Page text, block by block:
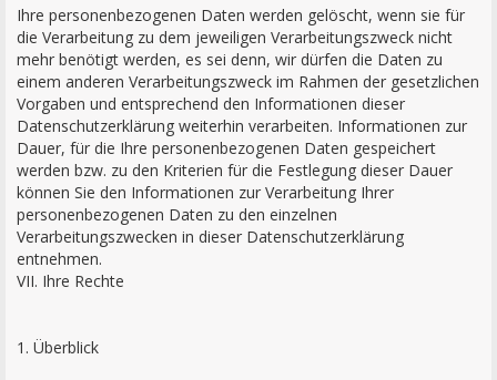
Ihre personenbezogenen Daten werden gelöscht, wenn sie für
die Verarbeitung zu dem jeweiligen Verarbeitungszweck nicht
mehr benötigt werden, es sei denn, wir dürfen die Daten zu
einem anderen Verarbeitungszweck im Rahmen der gesetzlichen
Vorgaben und entsprechend den Informationen dieser
Datenschutzerklärung weiterhin verarbeiten. Informationen zur
Dauer, für die Ihre personenbezogenen Daten gespeichert
werden bzw. zu den Kriterien für die Festlegung dieser Dauer
können Sie den Informationen zur Verarbeitung Ihrer
personenbezogenen Daten zu den einzelnen
Verarbeitungszwecken in dieser Datenschutzerklärung
entnehmen.
VII. Ihre Rechte
1. Überblick